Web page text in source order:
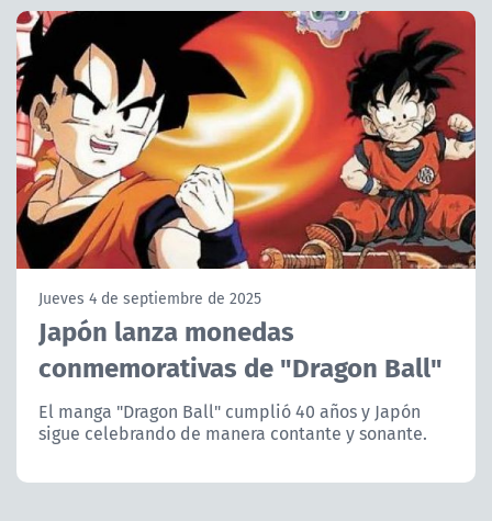
CASTING TVN VERTICAL
TVN VERTICAL
TVN PLAY
PROGRAMAS
TELESERIES
ACTUALIDAD Y TENDENCIAS
CORPORATIVO Y TRANSPARENCIA
Jueves 4 de septiembre de 2025
Japón lanza monedas
conmemorativas de "Dragon Ball"
El manga "Dragon Ball" cumplió 40 años y Japón
sigue celebrando de manera contante y sonante.